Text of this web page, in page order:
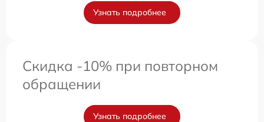
Узнать подробнее
Скидка -10% при повторном
обращении
Узнать подробнее